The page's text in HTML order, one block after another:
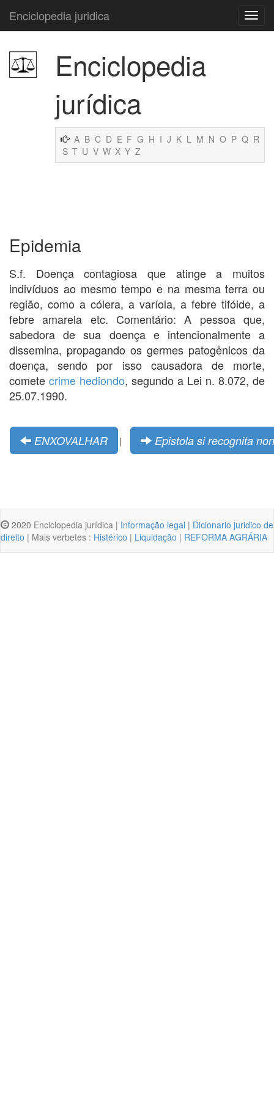
Enciclopedia juridica
Enciclopedia
jurídica
A B C D E F G H I J K L M N O P Q R
S T U V W X Y Z
Epidemia
S.f. Doença contagiosa que atinge a muitos
indivíduos ao mesmo tempo e na mesma terra ou
região, como a cólera, a varíola, a febre tifóide, a
febre amarela etc. Comentário: A pessoa que,
sabedora de sua doença e intencionalmente a
dissemina, propagando os germes patogênicos da
doença, sendo por isso causadora de morte,
comete crime hediondo, segundo a Lei n. 8.072, de
25.07.1990.
ENXOVALHAR | Epistola si recognita
2020 Enciclopedia jurídica | Informação legal | Dicionario juridico de
direito | Mais verbetes : Histérico | Liquidação | REFORMA AGRÁRIA